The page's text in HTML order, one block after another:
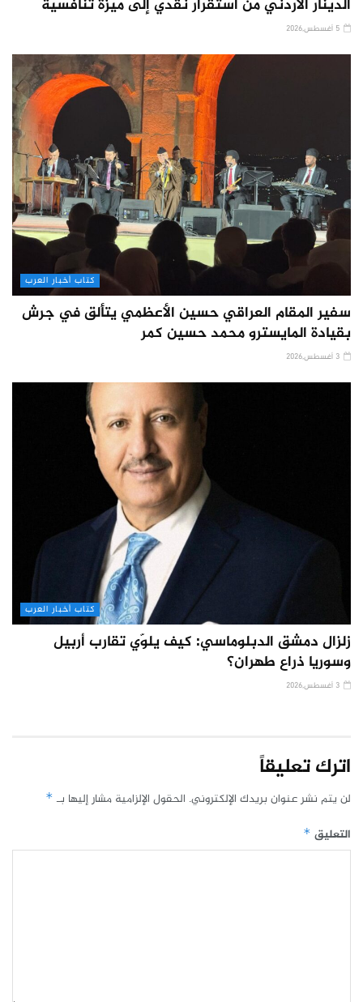
الدينار الأردني من استقرار نقدي إلى ميزة تنافسية
كتاب أخبار العرب
سفير المقام العراقي حسين الأعظمي يتألق في جرش
بقيادة المايسترو محمد حسين كمر
كتاب أخبار العرب
زلزال دمشق الدبلوماسي: كيف يلوّي تقارب أربيل
وسوريا ذراع طهران؟
اترك تعليقاً
لن يتم نشر عنوان بريدك الإلكتروني. الحقول الإلزامية مشار إليها بـ *
التعليق *